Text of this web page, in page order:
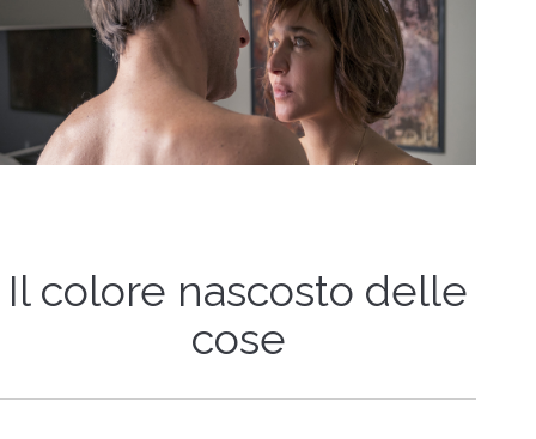
Il colore nascosto delle
cose